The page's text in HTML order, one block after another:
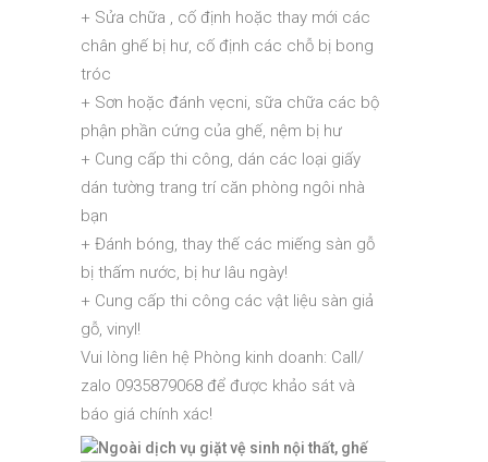
+ Sửa chữa , cố định hoặc thay mới các
chân ghế bị hư, cố định các chỗ bị bong
tróc
+ Sơn hoặc đánh vẹcni, sữa chữa các bộ
phận phần cứng của ghế, nệm bị hư
+ Cung cấp thi công, dán các loại giấy
dán tường trang trí căn phòng ngôi nhà
bạn
+ Đánh bóng, thay thế các miếng sàn gỗ
bị thấm nước, bị hư lâu ngày!
+ Cung cấp thi công các vật liệu sàn giả
gỗ, vinyl!
Vui lòng liên hệ Phòng kinh doanh: Call/
zalo 0935879068 để được khảo sát và
báo giá chính xác!